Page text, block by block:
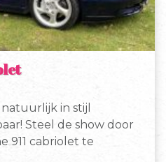
in stijl
Steel de show door
911 cabriolet te